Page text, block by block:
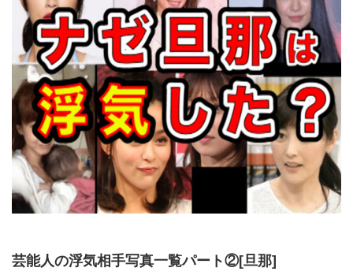
芸能人の浮気相手写真一覧パート②[旦那]